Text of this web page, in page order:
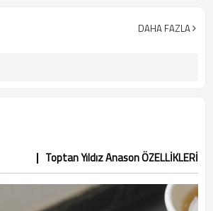
DAHA FAZLA
Toptan Yıldız Anason ÖZELLİKLERİ